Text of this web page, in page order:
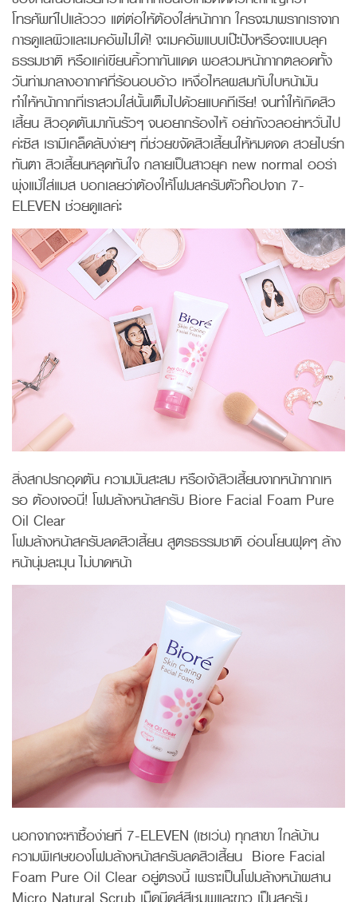
โทรศัพท์ไปแล้ววว แต่ต่อให้ต้องใส่หน้ากาก ใครจะมาพรากเราจาก
การดูแลผิวและเมคอัพไม่ได้! จะเมคอัพแบบเป๊ะปังหรือจะแบบลุค
ธรรมชาติ หรือแค่เขียนคิ้วทากันแดด พอสวมหน้ากากตลอดทั้ง
วันท่ามกลางอากาศที่ร้อนอบอ้าว เหงื่อไหลผสมกับใบหน้ามัน
ทำให้หน้ากากที่เราสวมใส่นั้นเต็มไปด้วยแบคทีเรีย! จนทำให้เกิดสิว
เสี้ยน สิวอุดตันมากันรัวๆ จนอยากร้องไห้ อย่ากังวลอย่าหวั่นไป
ค่ะซิส เรามีเคล็ดลับง่ายๆ ที่ช่วยขจัดสิวเสี้ยนให้หมดจด สวยไบร์ท
ทันตา สิวเสี้ยนหลุดทันใจ กลายเป็นสาวยุค new normal ออร่า
พุ่งแม้ใส่แมส บอกเลยว่าต้องให้โฟมสครับตัวท๊อปจาก 7-
ELEVEN ช่วยดูแลค่ะ
สิ่งสกปรกอุดตัน ความมันสะสม หรือเจ้าสิวเสี้ยนจากหน้ากากเห
รอ ต้องเจอนี่! โฟมล้างหน้าสครับ Biore Facial Foam Pure
Oil Clear
โฟมล้างหน้าสครับลดสิวเสี้ยน สูตรธรรมชาติ อ่อนโยนฝุดๆ ล้าง
หน้านุ่มละมุน ไม่บาดหน้า
นอกจากจะหาซื้อง่ายที่ 7-ELEVEN (เซเว่น) ทุกสาขา ใกล้บ้าน
ความพิเศษของโฟมล้างหน้าสครับลดสิวเสี้ยน Biore Facial
Foam Pure Oil Clear อยู่ตรงนี้ เพราะเป็นโฟมล้างหน้าผสาน